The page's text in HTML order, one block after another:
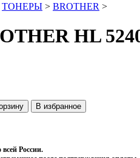
ТОНЕРЫ > BROTHER >
HL
всей России.